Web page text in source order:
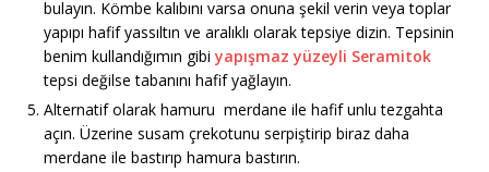
bulayın. Kömbe kalıbını varsa onuna şekil verin veya toplar
yapıpı hafif yassıltın ve aralıklı olarak tepsiye dizin. Tepsinin
benim kullandığımın gibi yapışmaz yüzeyli Seramitok
tepsi değilse tabanını hafif yağlayın.
Alternatif olarak hamuru merdane ile hafif unlu tezgahta
açın. Üzerine susam çrekotunu serpiştirip biraz daha
merdane ile bastırıp hamura bastırın.